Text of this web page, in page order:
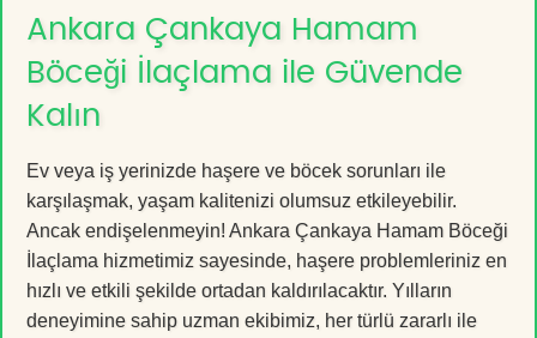
Ankara Çankaya Hamam
Böceği İlaçlama ile Güvende
Kalın
Ev veya iş yerinizde haşere ve böcek sorunları ile
karşılaşmak, yaşam kalitenizi olumsuz etkileyebilir.
Ancak endişelenmeyin! Ankara Çankaya Hamam Böceği
İlaçlama hizmetimiz sayesinde, haşere problemleriniz en
hızlı ve etkili şekilde ortadan kaldırılacaktır. Yılların
deneyimine sahip uzman ekibimiz, her türlü zararlı ile